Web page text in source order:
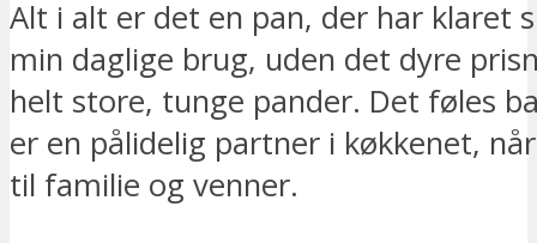
Alt i alt er det en pan, der har klaret
min daglige brug, uden det dyre
helt store, tunge pander. Det føles
er en pålidelig partner i køkkenet,
til familie og venner.